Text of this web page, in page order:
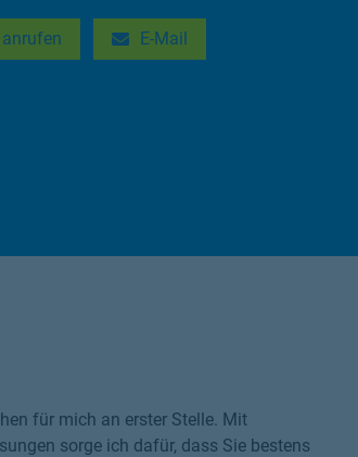
anrufen E-Mail
Link Opens in New Tab
für mich an erster Stelle. Mit
sorge ich dafür, dass Sie bestens